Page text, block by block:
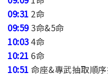
09:31 2命
09:59 3命&5命
10:034命
10:21 6命
10:51 命座&專武抽取順